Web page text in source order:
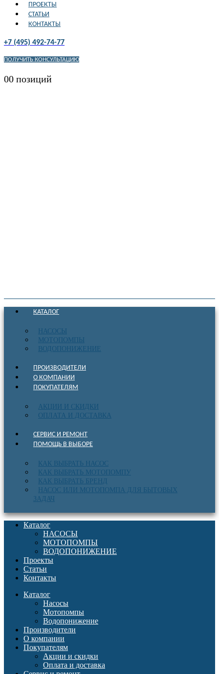
ПРОЕКТЫ
СТАТЬИ
КОНТАКТЫ
+7 (495) 492-74-77
ПОЛУЧИТЬ КОНСУЛЬТАЦИЮ
00 позиций
КАТАЛОГ
НАСОСЫ
МОТОПОМПЫ
ВОДОПОНИЖЕНИЕ
ПРОИЗВОДИТЕЛИ
О КОМПАНИИ
ПОКУПАТЕЛЯМ
АКЦИИ И СКИДКИ
ОПЛАТА И ДОСТАВКА
СЕРВИС И РЕМОНТ
ПОМОЩЬ В ВЫБОРЕ
КАК ВЫБРАТЬ НАСОС
КАК ВЫБРАТЬ МОТОПОМПУ
КАК ВЫБРАТЬ БРЕНД
НАСОС ИЛИ МОТОПОМПА ДЛЯ БЫТОВЫХ
ЗАДАЧ
Каталог
НАСОСЫ
МОТОПОМПЫ
ВОДОПОНИЖЕНИЕ
Проекты
Статьи
Контакты
Каталог
Насосы
Мотопомпы
Водопонижение
Производители
О компании
Покупателям
Акции и скидки
Оплата и доставка